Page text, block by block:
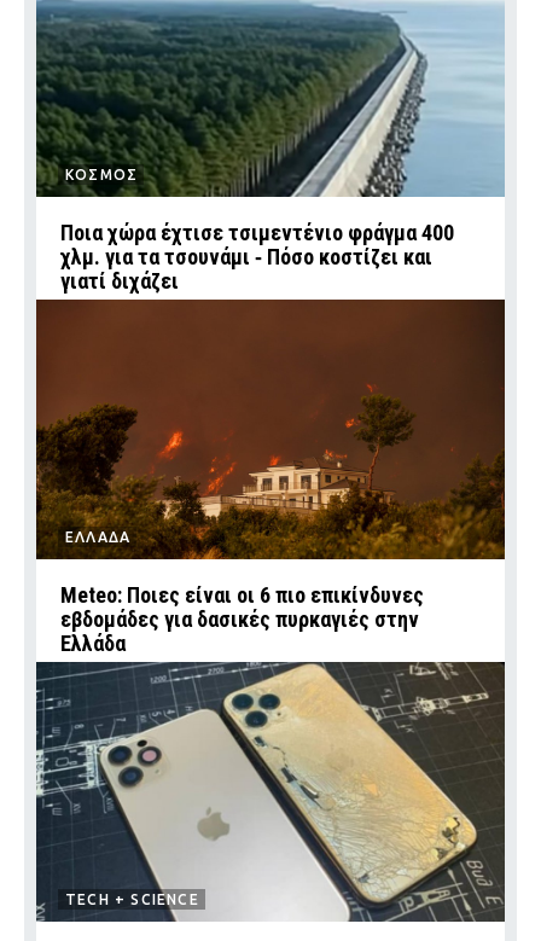
ΚΟΣΜΟΣ
Ποια χώρα έχτισε τσιμεντένιο φράγμα 400
χλμ. για τα τσουνάμι ‑ Πόσο κοστίζει και
γιατί διχάζει
ΕΛΛΑΔΑ
Meteo: Ποιες είναι οι 6 πιο επικίνδυνες
εβδομάδες για δασικές πυρκαγιές στην
Ελλάδα
TECH + SCIENCE